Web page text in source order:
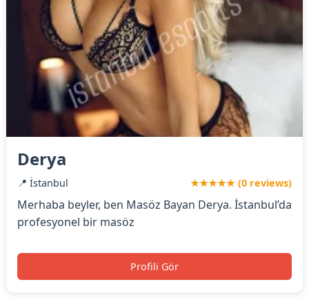
Derya
📍 İstanbul ★★★★★ (0 reviews)
Merhaba beyler, ben Masöz Bayan Derya. İstanbul’da
profesyonel bir masöz
Profili Gör